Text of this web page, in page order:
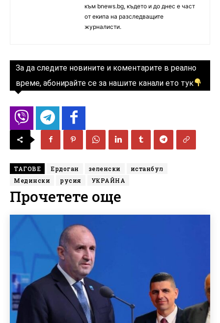
към bnews.bg, където и до днес е част
от екипа на разследващите
журналисти.
За да следите новините и коментарите в реално
време, абонирайте се за нашите канали ето тук
ТАГОВЕ Ердоган зеленски
истанбул
Медински
русия УКРАЙНА
Прочетете още